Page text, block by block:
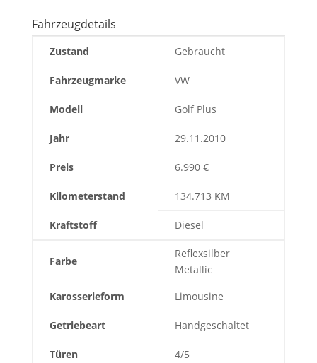
Fahrzeugdetails
Zustand Gebraucht
Fahrzeugmarke VW
Modell Golf Plus
Jahr 29.11.2010
Preis 6.990 €
Kilometerstand 134.713 KM
Kraftstoff Diesel
Farbe
Reflexsilber
Metallic
Karosserieform
Limousine
Getriebeart Handgeschaltet
Türen 4/5